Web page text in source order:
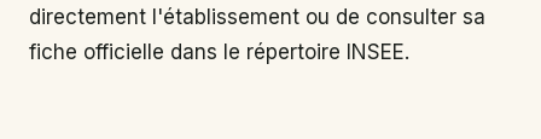
directement l'établissement ou de consulter sa
fiche officielle dans le répertoire INSEE.